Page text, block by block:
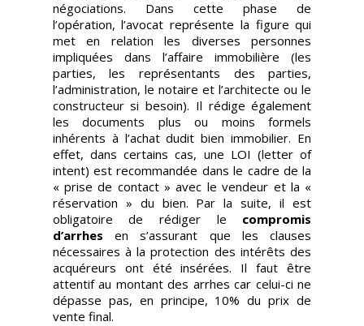
négociations. Dans cette phase de
l’opération, l’avocat représente la figure qui
met en relation les diverses personnes
impliquées dans l’affaire immobilière (les
parties, les représentants des parties,
l’administration, le notaire et l’architecte ou le
constructeur si besoin). Il rédige également
les documents plus ou moins formels
inhérents à l’achat dudit bien immobilier. En
effet, dans certains cas, une LOI (letter of
intent) est recommandée dans le cadre de la
« prise de contact » avec le vendeur et la «
réservation » du bien. Par la suite, il est
obligatoire de rédiger le compromis
d’arrhes en s’assurant que les clauses
nécessaires à la protection des intérêts des
acquéreurs ont été insérées. Il faut être
attentif au montant des arrhes car celui-ci ne
dépasse pas, en principe, 10% du prix de
vente final.